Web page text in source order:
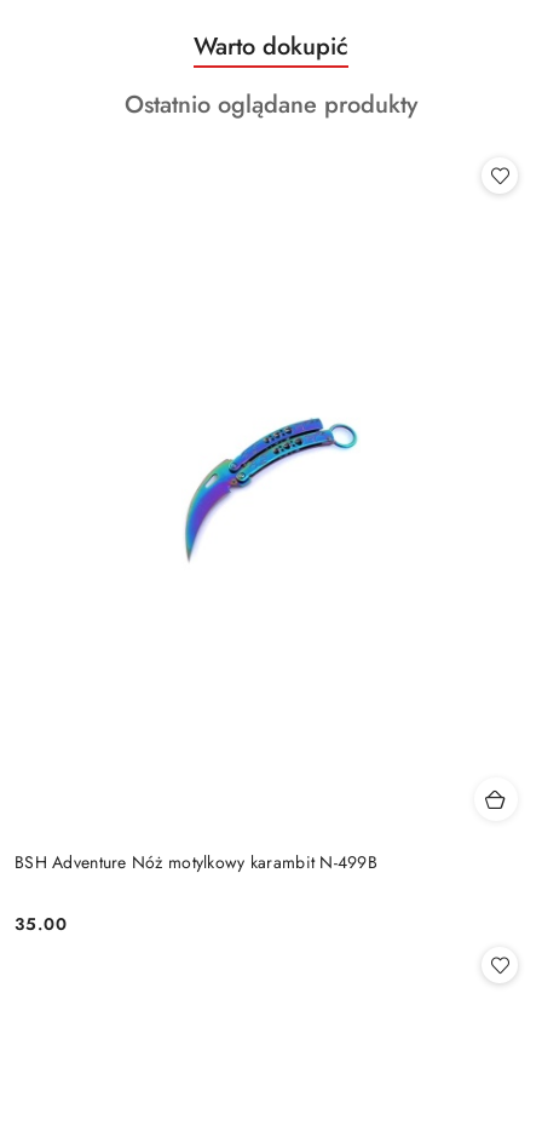
Pomiń karuzelę produktów
Produkty
o
statusie:
Warto dokupić
Produkty
Ostatnio oglądane produkty
BSH Adventure Nóż motylkowy karambit N-499B
Cena:
35.00